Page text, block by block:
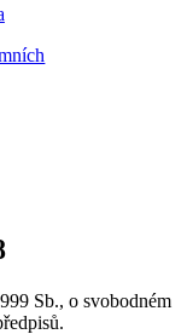
Sb., o svobodném